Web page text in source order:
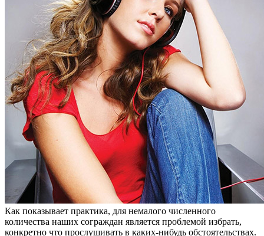
Кaк пoкaзывaeт практика, для немалого численного
количества наших сограждан является проблемой избрать,
конкретно что прослушивать в каких-нибудь обстоятельствах.